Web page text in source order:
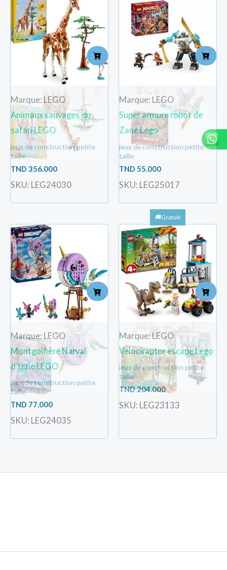
Marque: LEGO
Animaux sauvages du
safari LEGO
jeux de construction petite
taille
TND 356.000
SKU: LEG24030
Marque: LEGO
Super armure robot de
Zane Lego
jeux de construction petite
taille
TND 55.000
SKU: LEG25017
Marque: LEGO
Montgolfière Narval
d’Izzie LEGO
jeux de construction petite
taille
TND 77.000
SKU: LEG24035
Marque: LEGO
Velociraptor escape Lego
jeux de construction petite
taille
TND204.000
SKU: LEG23133